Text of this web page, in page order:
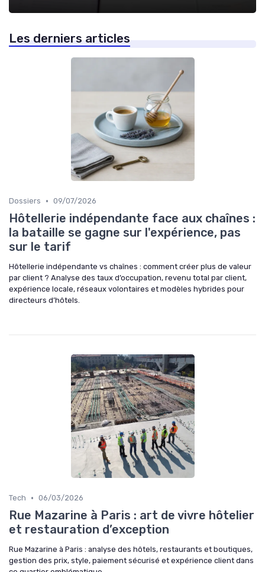
Les derniers articles
Dossiers • 09/07/2026
Hôtellerie indépendante face aux chaînes :
la bataille se gagne sur l'expérience, pas
sur le tarif
Hôtellerie indépendante vs chaînes : comment créer plus de valeur
par client ? Analyse des taux d’occupation, revenu total par client,
expérience locale, réseaux volontaires et modèles hybrides pour
directeurs d’hôtels.
Tech • 06/03/2026
Rue Mazarine à Paris : art de vivre hôtelier
et restauration d’exception
Rue Mazarine à Paris : analyse des hôtels, restaurants et boutiques,
gestion des prix, style, paiement sécurisé et expérience client dans